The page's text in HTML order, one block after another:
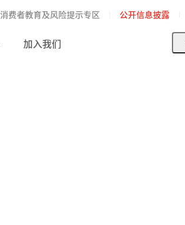
消费者教育及风险提示专区 公开信息披露
加入我们